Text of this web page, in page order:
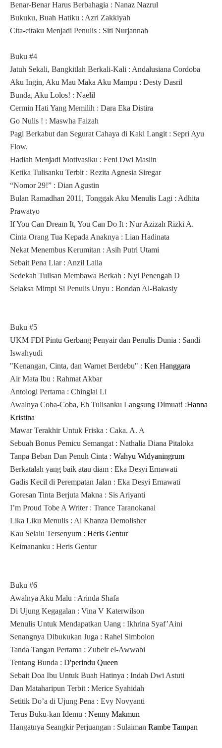
Benar-Benar Harus Berbahagia : Nanaz Nazrul
Bukuku, Buah Hatiku : Azri Zakkiyah
Cita-citaku Menjadi Penulis : Siti Nurjannah
Buku #4
Jatuh Sekali, Bangkitlah Berkali-Kali : Andalusiana Cordoba
Aku Ingin, Aku Mau Maka Aku Mampu : Desty Dasril
Bunda, Aku Lolos! : Naelil
Cermin Hati Yang Memilih : Dara Eka Distira
Go Nulis ! : Maswha Faizah
Pagi Berkabut dan Segurat Cahaya di Kaki Langit : Sepri Ayu
Flow.
Hadiah Menjadi Motivasiku : Feni Dwi Maslin
Ketika Tulisanku Terbit : Rezita Agnesia Siregar
“Nomor 29!” : Dian Agustin
Bulan Ramadhan 2011, Tonggak Aku Menulis Lagi : Adhita
Prawatyo
If You Can Dream It, You Can Do It : Nur Azizah Rizki A.
Cinta Orang Tua Kepada Anaknya : Lian Hadinata
Nekat Menembus Kerumitan : Asih Putri Utami
Sebait Pena Liar : Anzil Laila
Sedekah Tulisan Membawa Berkah : Nyi Penengah D
Selaksa Mimpi Si Penulis Unyu : Bondan Al-Bakasiy
Buku #5
UKM FDI Pintu Gerbang Penyair dan Penulis Dunia : Sandi
Iswahyudi
"Kenangan, Cinta, dan Warnet Berdebu" : Ken Hanggara
Air Mata Ibu : Rahmat Akbar
Antologi Pertama : Chinglai Li
Awalnya Coba-Coba, Eh Tulisanku Langsung Dimuat! :Hanna
Kristina
Mawar Terakhir Untuk Friska : Caka. A. A
Sebuah Bonus Pemicu Semangat : Nathalia Diana Pitaloka
Tanpa Beban Dan Penuh Cinta : Wahyu Widyaningrum
Berkatalah yang baik atau diam : Eka Desyi Ernawati
Gadis Kecil di Perempatan Jalan : Eka Desyi Ernawati
Goresan Tinta Berjuta Makna : Sis Ariyanti
I’m Proud Tobe A Writer : Trance Taranokanai
Lika Liku Menulis : Al Khanza Demolisher
Kau Selalu Tersenyum : Heris Gentur
Keimananku : Heris Gentur
Buku #6
Awalnya Aku Malu : Arinda Shafa
Di Ujung Kegagalan : Vina V Katerwilson
Menulis Untuk Mendapatkan Uang : Ikhrina Syaf’Aini
Senangnya Dibukukan Juga : Rahel Simbolon
Tanda Tangan Pertama : Zubeir el-Awwabi
Tentang Bunda : D'perindu Queen
Sebait Doa Ibu Untuk Buah Hatinya : Indah Dwi Astuti
Dan Mataharipun Terbit : Merice Syahidah
Setitik Do’a di Ujung Pena : Evy Novyanti
Terus Buku-kan Idemu : Nenny Makmun
Hangatnya Seangkir Perjuangan : Sulaiman Rambe Tampan